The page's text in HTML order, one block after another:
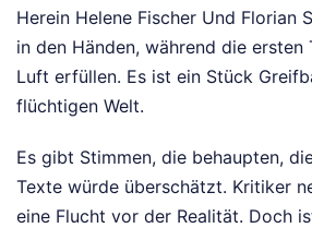
Herein Helene Fischer Und Florian
in den Händen, während die
Luft erfüllen. Es ist ein Stück
flüchtigen Welt.
Es gibt Stimmen, die behaupten,
Texte würde überschätzt. Kritiker
eine Flucht vor der Realität. Doch